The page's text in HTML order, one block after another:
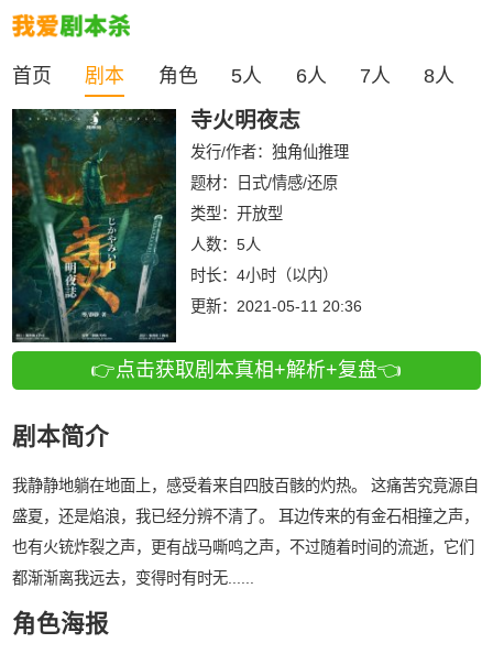
首页 剧本 角色 5人 6人 7人 8人
寺火明夜志
发行/作者： 独角仙推理
题材：日式/情感/还原
类型： 开放型
人数： 5人
时长： 4小时（以内）
更新： 2021-05-11 20:36
👉点击获取剧本真相+解析+复盘👈
剧本简介
我静静地躺在地面上，感受着来自四肢百骸的灼热。 这痛苦究竟源自
盛夏，还是焰浪，我已经分辨不清了。 耳边传来的有金石相撞之声，
也有火铳炸裂之声，更有战马嘶鸣之声，不过随着时间的流逝，它们
都渐渐离我远去，变得时有时无......
角色海报